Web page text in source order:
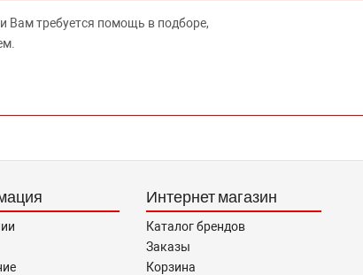
Вам требуется помощь в подборе,
Интернет магазин
Каталог брендов
Заказы
Корзина